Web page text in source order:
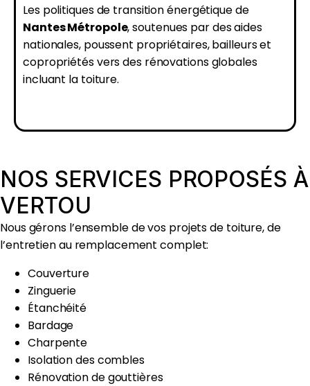
Les politiques de transition énergétique de
Nantes Métropole, soutenues par des aides
nationales, poussent propriétaires, bailleurs et
copropriétés vers des rénovations globales
incluant la toiture.
NOS SERVICES PROPOSÉS À
VERTOU
Nous gérons l’ensemble de vos projets de toiture, de
l’entretien au remplacement complet:
Couverture
Zinguerie
Étanchéité
Bardage
Charpente
Isolation des combles
Rénovation de gouttières